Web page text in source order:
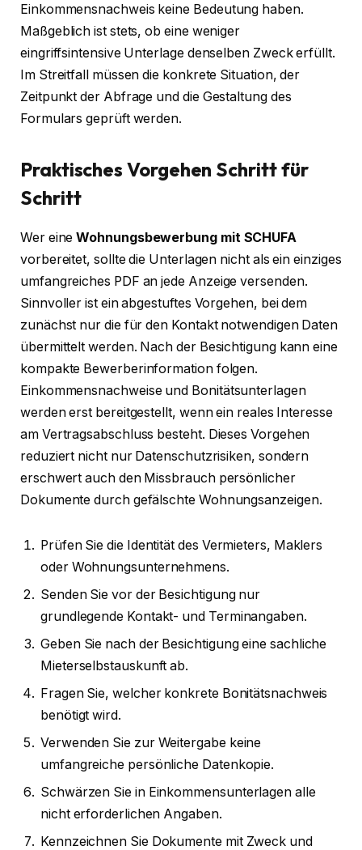
Einkommensnachweis keine Bedeutung haben.
Maßgeblich ist stets, ob eine weniger
eingriffsintensive Unterlage denselben Zweck erfüllt.
Im Streitfall müssen die konkrete Situation, der
Zeitpunkt der Abfrage und die Gestaltung des
Formulars geprüft werden.
Praktisches Vorgehen Schritt für
Schritt
Wer eineWohnungsbewerbung mit SCHUFA
vorbereitet, sollte die Unterlagen nicht als ein einziges
umfangreiches PDF an jede Anzeige versenden.
Sinnvoller ist ein abgestuftes Vorgehen, bei dem
zunächst nur die für den Kontakt notwendigen Daten
übermittelt werden. Nach der Besichtigung kann eine
kompakte Bewerberinformation folgen.
Einkommensnachweise und Bonitätsunterlagen
werden erst bereitgestellt, wenn ein reales Interesse
am Vertragsabschluss besteht. Dieses Vorgehen
reduziert nicht nur Datenschutzrisiken, sondern
erschwert auch den Missbrauch persönlicher
Dokumente durch gefälschte Wohnungsanzeigen.
Prüfen Sie die Identität des Vermieters, Maklers
oder Wohnungsunternehmens.
Senden Sie vor der Besichtigung nur
grundlegende Kontakt- und Terminangaben.
Geben Sie nach der Besichtigung eine sachliche
Mieterselbstauskunft ab.
Fragen Sie, welcher konkrete Bonitätsnachweis
benötigt wird.
Verwenden Sie zur Weitergabe keine
umfangreiche persönliche Datenkopie.
Schwärzen Sie in Einkommensunterlagen alle
nicht erforderlichen Angaben.
Kennzeichnen Sie Dokumente mit Zweck und